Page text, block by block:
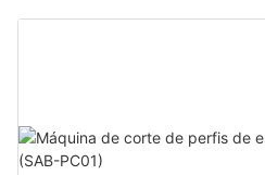
(SAB-5D)